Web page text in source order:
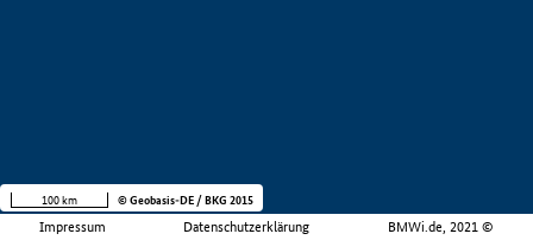
Impressum Datenschutzerklärung BMWi.de, 2021 ©
100 km © Geobasis-DE / BKG 2015